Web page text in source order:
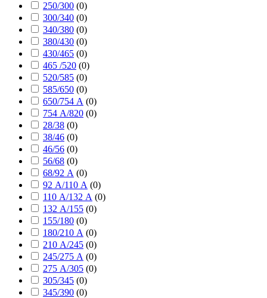
250/300 (0)
300/340 (0)
340/380 (0)
380/430 (0)
430/465 (0)
465 /520 (0)
520/585 (0)
585/650 (0)
650/754 А (0)
754 А/820 (0)
28/38 (0)
38/46 (0)
46/56 (0)
56/68 (0)
68/92 А (0)
92 А/110 А (0)
110 А/132 А (0)
132 А/155 (0)
155/180 (0)
180/210 А (0)
210 А/245 (0)
245/275 А (0)
275 А/305 (0)
305/345 (0)
345/390 (0)